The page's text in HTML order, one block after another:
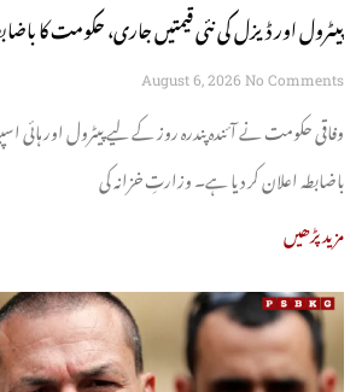
پیٹرول اور ڈیزل کی نئی قیمتیں جاری، حکومت کا
August 6, 2026 No Comments
وفاقی حکومت نے آئندہ پندرہ روز کے لیے پیٹرول اور ہائی
باضابطہ اعلان کر دیا ہے۔ وزارتِ خزانہ کی
مزید پڑھیں